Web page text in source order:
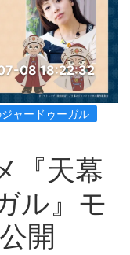
08 18:22:32
ャードゥーガル
『天幕
ル』モ
開